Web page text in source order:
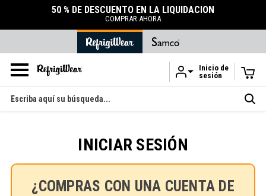
Ir al contenido principal
50 % DE DESCUENTO EN LA LIQUIDACIÓN
COMPRAR AHORA
Inicio de
sesión
Buscar
en
INICIAR SESIÓN
¿COMPRAS CON UNA CUENTA DE